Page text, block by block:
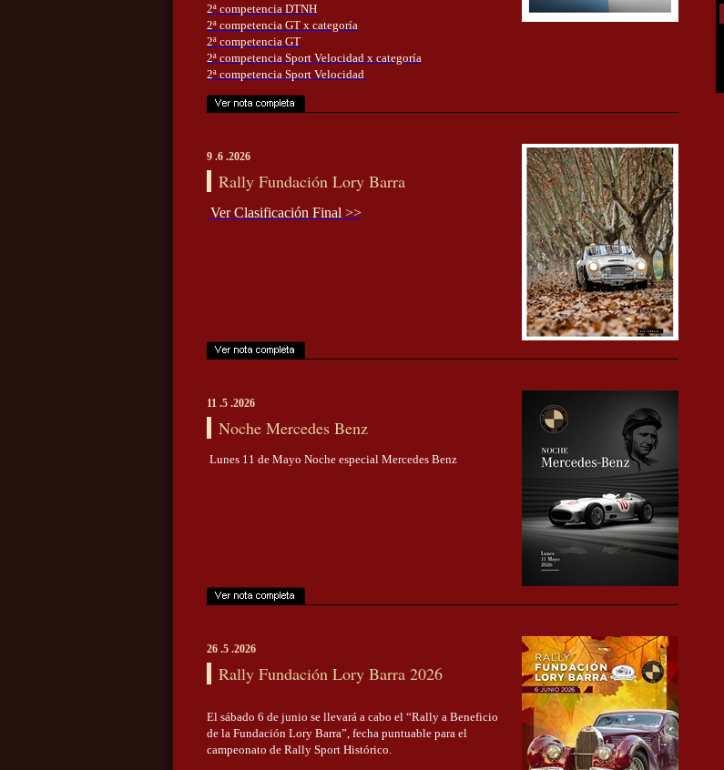
2ª competencia DTNH
2ª competencia GT x categoría
2ª competencia GT
2ª competencia Sport Velocidad x categoría
2ª competencia Sport Velocidad
9 .6 .2026
Rally Fundación Lory Barra
Ver Clasificación Final >>
11 .5 .2026
Noche Mercedes Benz
Lunes 11 de Mayo Noche especial Mercedes Benz
26 .5 .2026
Rally Fundación Lory Barra 2026
El sábado 6 de junio se llevará a cabo el “Rally a Beneficio
de la Fundación Lory Barra”, fecha puntuable para el
campeonato de Rally Sport Histórico.